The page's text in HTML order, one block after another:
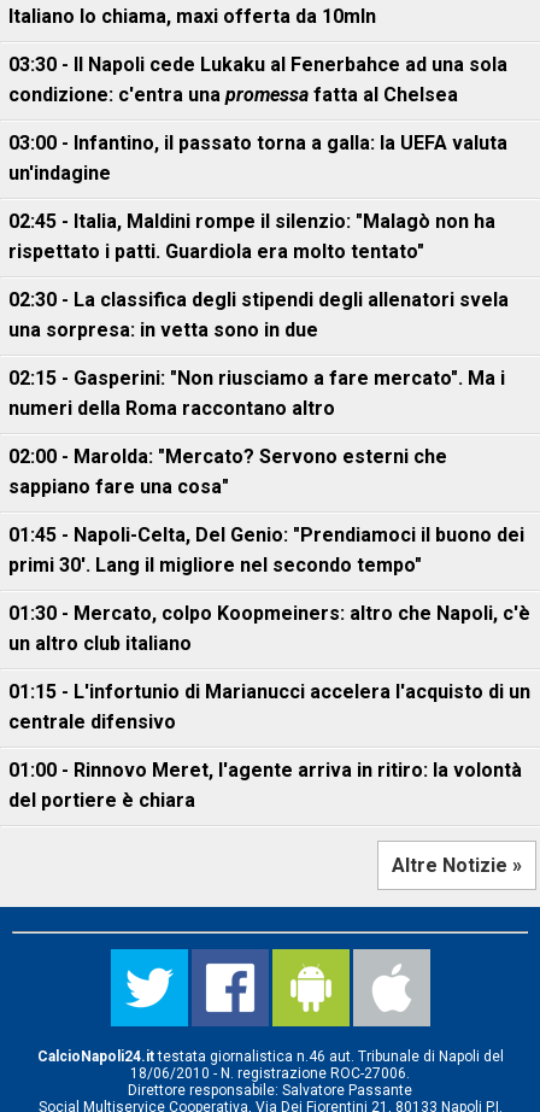
Italiano lo chiama, maxi offerta da 10mln
03:30 - Il Napoli cede Lukaku al Fenerbahce ad una sola
condizione: c'entra una promessa fatta al Chelsea
03:00 - Infantino, il passato torna a galla: la UEFA valuta
un'indagine
02:45 - Italia, Maldini rompe il silenzio: "Malagò non ha
rispettato i patti. Guardiola era molto tentato"
02:30 - La classifica degli stipendi degli allenatori svela
una sorpresa: in vetta sono in due
02:15 - Gasperini: "Non riusciamo a fare mercato". Ma i
numeri della Roma raccontano altro
02:00 - Marolda: "Mercato? Servono esterni che
sappiano fare una cosa"
01:45 - Napoli-Celta, Del Genio: "Prendiamoci il buono dei
primi 30'. Lang il migliore nel secondo tempo"
01:30 - Mercato, colpo Koopmeiners: altro che Napoli, c'è
un altro club italiano
01:15 - L'infortunio di Marianucci accelera l'acquisto di un
centrale difensivo
01:00 - Rinnovo Meret, l'agente arriva in ritiro: la volontà
del portiere è chiara
Altre Notizie »
CalcioNapoli24.ittestata giornalistica n.46 aut. Tribunale di Napoli del
18/06/2010 - N. registrazione ROC-27006.
Direttore responsabile: Salvatore Passante
Social Multiservice Cooperativa, Via Dei Fiorentini 21, 80133 Napoli P.I.